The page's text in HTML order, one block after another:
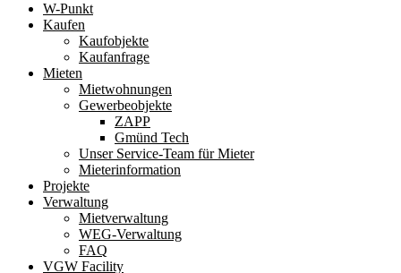
W-Punkt
Kaufen
Kaufobjekte
Kaufanfrage
Mieten
Mietwohnungen
Gewerbeobjekte
ZAPP
Gmünd Tech
Unser Service-Team für Mieter
Mieterinformation
Projekte
Verwaltung
Mietverwaltung
WEG-Verwaltung
FAQ
VGW Facility